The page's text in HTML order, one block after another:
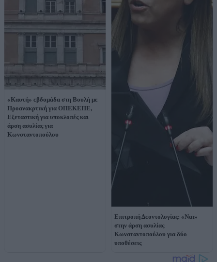
«Καυτή» εβδομάδα στη Βουλή με
Προανακρτική για ΟΠΕΚΕΠΕ,
Εξεταστική για υποκλοπές και
άρση ασυλίας για
Κωνσταντοπούλου
Επιτροπή Δεοντολογίας: «Ναι»
στην άρση ασυλίας
Κωνσταντοπούλου για δύο
υποθέσεις